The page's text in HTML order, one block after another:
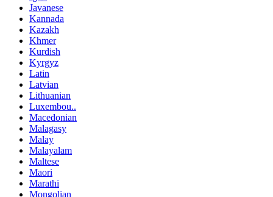
Javanese
Kannada
Kazakh
Khmer
Kurdish
Kyrgyz
Latin
Latvian
Lithuanian
Luxembou..
Macedonian
Malagasy
Malay
Malayalam
Maltese
Maori
Marathi
Mongolian